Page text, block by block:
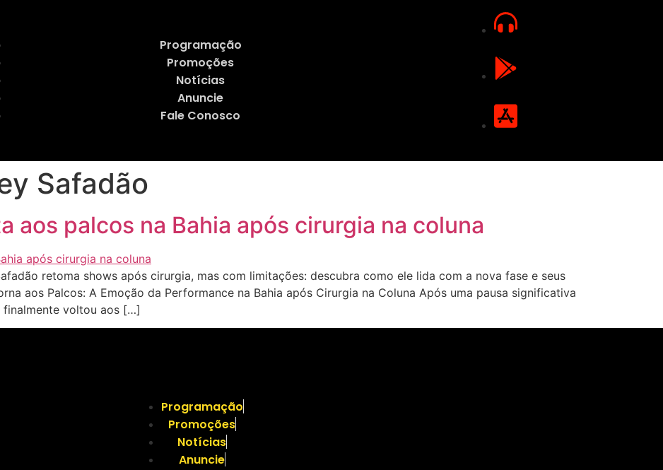
Programação
Promoções
Notícias
Anuncie
Fale Conosco
Safadão
aos palcos na Bahia após cirurgia na coluna
retoma shows após cirurgia, mas com limitações: descubra como ele lida com a nova fase e seus
aos Palcos: A Emoção da Performance na Bahia após Cirurgia na Coluna Após uma pausa significativa
finalmente voltou aos […]
Programação
Promoções
Notícias
Anuncie